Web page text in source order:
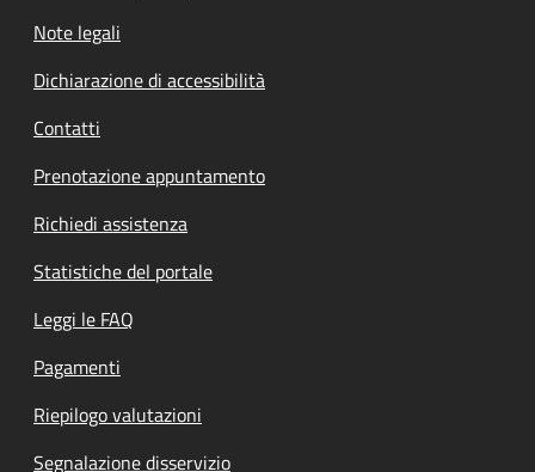
Note legali
Dichiarazione di accessibilità
Contatti
Prenotazione appuntamento
Richiedi assistenza
Statistiche del portale
Leggi le FAQ
Pagamenti
Riepilogo valutazioni
Segnalazione disservizio